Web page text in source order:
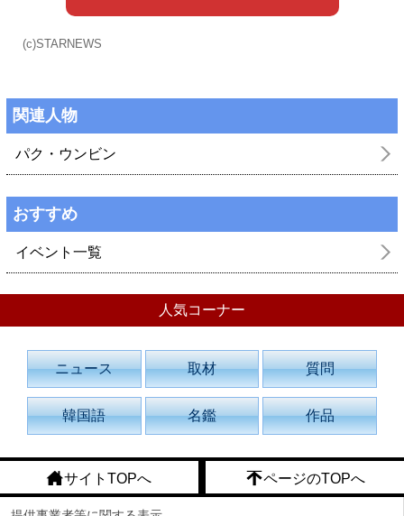
(c)STARNEWS
関連人物
パク・ウンビン
おすすめ
イベント一覧
人気コーナー
ニュース 取材 質問
韓国語 名鑑 作品
サイトTOPへ ページのTOPへ